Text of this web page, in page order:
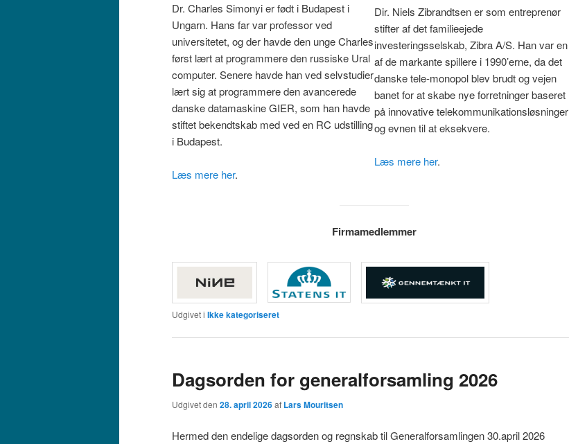
Dr. Charles Simonyi er født i Budapest i
Ungarn. Hans far var professor ved
universitetet, og der havde den unge Charles
først lært at programmere den russiske Ural
computer. Senere havde han ved selvstudier
lært sig at programmere den avancerede
danske datamaskine GIER, som han havde
stiftet bekendtskab med ved en RC udstilling
i Budapest.
Læs mere her.
Dir. Niels Zibrandtsen er som entreprenør
stifter af det familieejede
investeringsselskab, Zibra A/S. Han var en
af de markante spillere i 1990’erne, da det
danske tele-monopol blev brudt og vejen
banet for at skabe nye forretninger baseret
på innovative telekommunikationsløsninger
og evnen til at eksekvere.
Læs mere her.
Firmamedlemmer
Udgivet i Ikke kategoriseret
Dagsorden for generalforsamling 2026
Udgivet den 28. april 2026af Lars Mouritsen
Hermed den endelige dagsorden og regnskab til Generalforsamlingen 30.april 2026